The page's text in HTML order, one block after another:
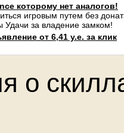
которому нет аналогов!
игровым путем без
за владение замком!
от 6,41 у.е. за клик
о